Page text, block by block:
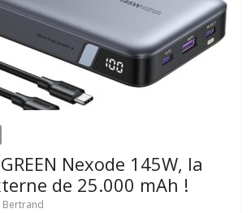
Nexode 145W, la
de 25.000 mAh !
Bertrand